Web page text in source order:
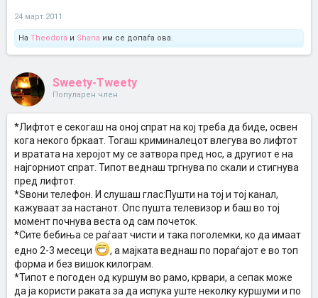
24 март 2011
На Theodora и Shana им се допаѓа ова.
Sweety-Tweety
Популарен член
*Лифтот е секогаш на оној спрат на кој треба да биде, освен
кога некого бркаат. Тогаш криминалецот влегува во лифтот
и вратата на херојот му се затвора пред нос, а другиот е на
најгорниот спрат. Типот веднаш тргнува по скали и стигнува
пред лифтот.
*Ѕвони телефон. И слушаш глас:Пушти на тој и тој канал,
кажуваат за настанот. Опс пушта телевизор и баш во тој
момент почнува веста од сам почеток.
*Сите бебиња се раѓаат чисти и така поголемки, ко да имаат
едно 2-3 месеци
, а мајката веднаш по пораѓајот е во топ
форма и без вишок килограм.
*Типот е погоден од куршум во рамо, крвари, а сепак може
да ја користи раката за да испука уште неколку куршуми и по